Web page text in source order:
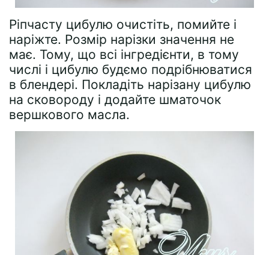
Ріпчасту цибулю очистіть, помийте і
наріжте. Розмір нарізки значення не
має. Тому, що всі інгредієнти, в тому
числі і цибулю будємо подрібнюватися
в блендері. Покладіть нарізану цибулю
на сковороду і додайте шматочок
вершкового масла.